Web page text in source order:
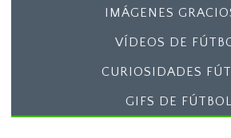
IMÁGENES
VÍDEOS DE
CURIOSIDADES
GIFS DE FÚTBOL